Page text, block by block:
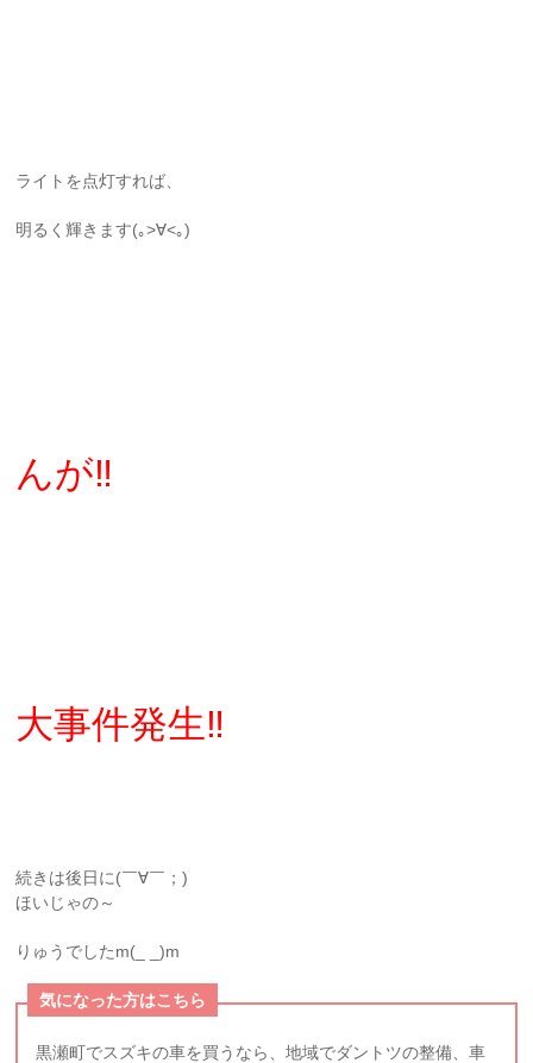
ライトを点灯すれば、
明るく輝きます(｡>∀<｡)
んが‼️
大事件発生‼️
続きは後日に(￣∀￣；)
ほいじゃの～
りゅうでしたm(_ _)m
気になった方はこちら
黒瀬町でスズキの車を買うなら、地域でダントツの整備、車